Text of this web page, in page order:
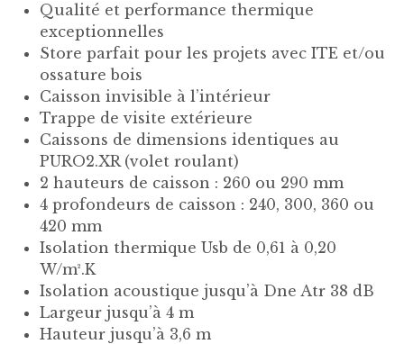
Qualité et performance thermique
exceptionnelles
Store parfait pour les projets avec ITE et/ou
ossature bois
Caisson invisible à l’intérieur
Trappe de visite extérieure
Caissons de dimensions identiques au
PURO2.XR (volet roulant)
2 hauteurs de caisson : 260 ou 290 mm
4 profondeurs de caisson : 240, 300, 360 ou
420 mm
Isolation thermique Usb de 0,61 à 0,20
W/m².K
Isolation acoustique jusqu’à Dne Atr 38 dB
Largeur jusqu’à 4 m
Hauteur jusqu’à 3,6 m